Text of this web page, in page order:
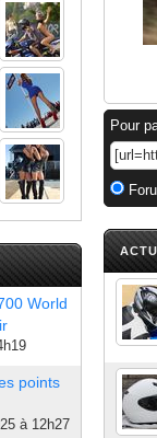
World
points
à 12h27
Pour